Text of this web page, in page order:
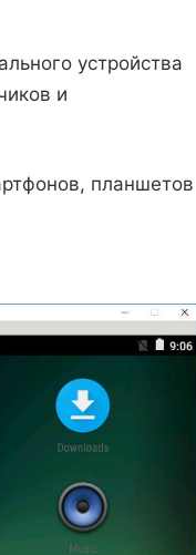
устройства
и
планшетов